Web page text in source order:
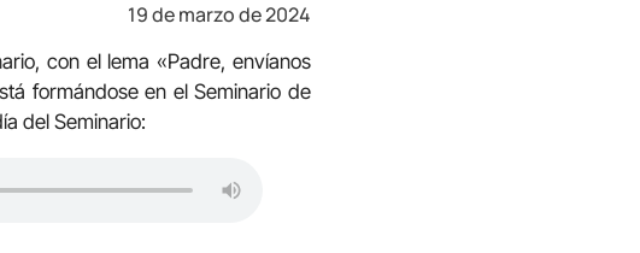
19 de marzo de 2024
con el lema «Padre, envíanos
formándose en el Seminario de
del Seminario: